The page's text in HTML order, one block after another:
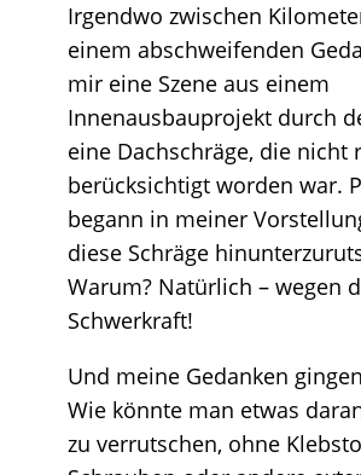
Irgendwo zwischen
einem abschweifenden
mir eine Szene aus einem
Innenausbauprojekt durch
eine Dachschräge, die nicht
berücksichtigt worden war.
begann in meiner
diese Schräge
Warum? Natürlich – wegen
Schwerkraft!
Und meine Gedanken
Wie könnte man etwas
zu verrutschen, ohne